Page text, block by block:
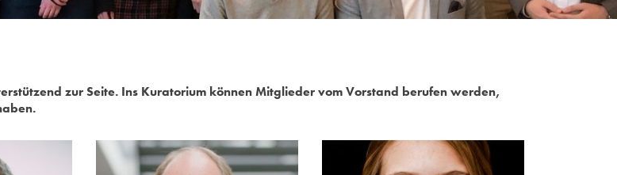
zur Seite. Ins Kuratorium können Mitglieder vom Vorstand berufen werden,